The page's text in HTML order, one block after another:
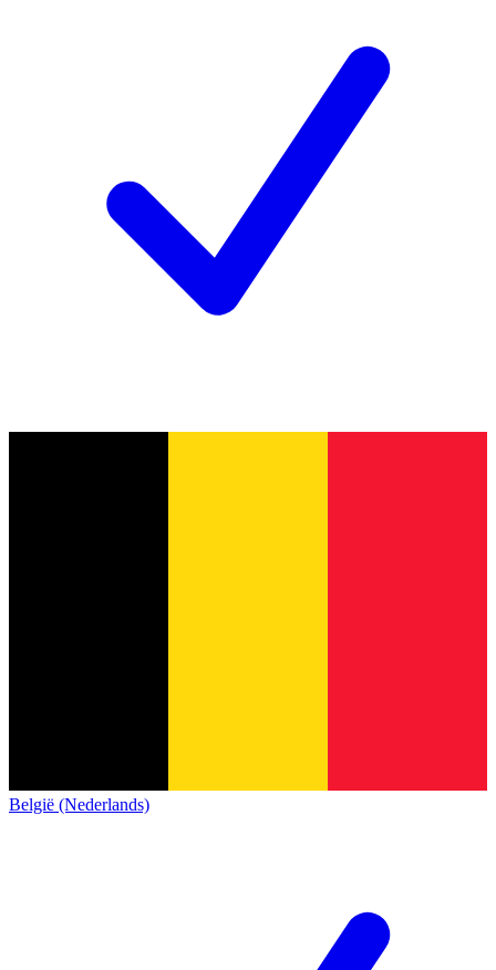
België (Nederlands)